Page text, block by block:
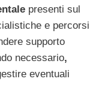
presenti sul
e percorsi
supporto
necessario,
eventuali